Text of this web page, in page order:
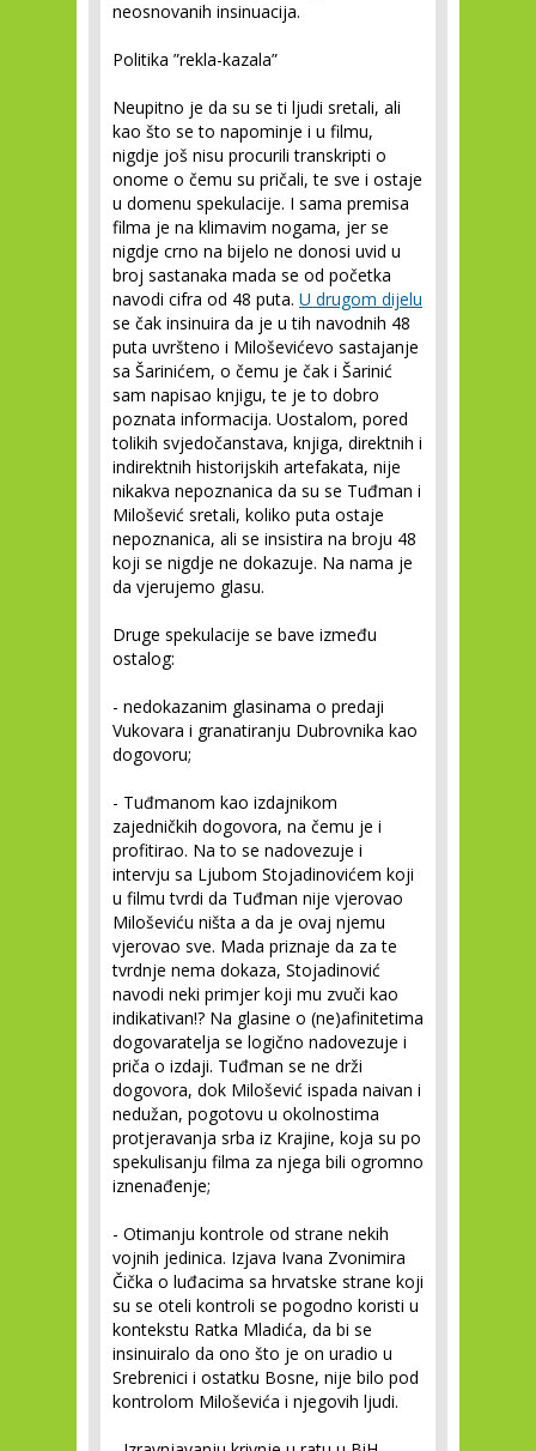
neosnovanih insinuacija.
Politika ”rekla-kazala”
Neupitno je da su se ti ljudi sretali, ali
kao što se to napominje i u filmu,
nigdje još nisu procurili transkripti o
onome o čemu su pričali, te sve i ostaje
u domenu spekulacije. I sama premisa
filma je na klimavim nogama, jer se
nigdje crno na bijelo ne donosi uvid u
broj sastanaka mada se od početka
navodi cifra od 48 puta. U drugom dijelu
se čak insinuira da je u tih navodnih 48
puta uvršteno i Miloševićevo sastajanje
sa Šarinićem, o čemu je čak i Šarinić
sam napisao knjigu, te je to dobro
poznata informacija. Uostalom, pored
tolikih svjedočanstava, knjiga, direktnih i
indirektnih historijskih artefakata, nije
nikakva nepoznanica da su se Tuđman i
Milošević sretali, koliko puta ostaje
nepoznanica, ali se insistira na broju 48
koji se nigdje ne dokazuje. Na nama je
da vjerujemo glasu.
Druge spekulacije se bave između
ostalog:
- nedokazanim glasinama o predaji
Vukovara i granatiranju Dubrovnika kao
dogovoru;
- Tuđmanom kao izdajnikom
zajedničkih dogovora, na čemu je i
profitirao. Na to se nadovezuje i
intervju sa Ljubom Stojadinovićem koji
u filmu tvrdi da Tuđman nije vjerovao
Miloševiću ništa a da je ovaj njemu
vjerovao sve. Mada priznaje da za te
tvrdnje nema dokaza, Stojadinović
navodi neki primjer koji mu zvuči kao
indikativan!? Na glasine o (ne)afinitetima
dogovaratelja se logično nadovezuje i
priča o izdaji. Tuđman se ne drži
dogovora, dok Milošević ispada naivan i
nedužan, pogotovu u okolnostima
protjeravanja srba iz Krajine, koja su po
spekulisanju filma za njega bili ogromno
iznenađenje;
- Otimanju kontrole od strane nekih
vojnih jedinica. Izjava Ivana Zvonimira
Čička o luđacima sa hrvatske strane koji
su se oteli kontroli se pogodno koristi u
kontekstu Ratka Mladića, da bi se
insinuiralo da ono što je on uradio u
Srebrenici i ostatku Bosne, nije bilo pod
kontrolom Miloševića i njegovih ljudi.